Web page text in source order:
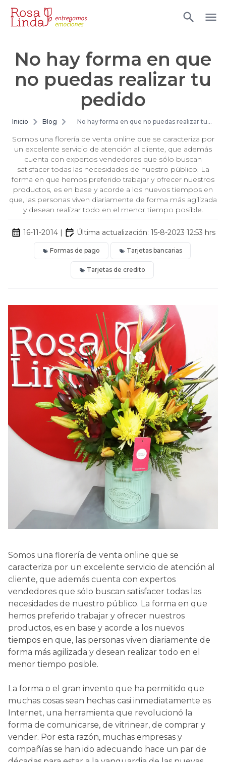
No hay forma en que
no puedas realizar tu
pedido
Inicio Blog
No hay forma en que no puedas realizar tu
Somos una florería de venta online que se caracteriza por
un excelente servicio de atención al cliente, que además
cuenta con expertos vendedores que sólo buscan
satisfacer todas las necesidades de nuestro público. La
forma en que hemos preferido trabajar y ofrecer nuestros
productos, es en base y acorde a los nuevos tiempos en
que, las personas viven diariamente de forma más agilizada
y desean realizar todo en el menor tiempo posible.
16-11-2014| Última actualización: 15-8-2023 12:53 hrs
Formas de pago Tarjetas bancarias
Tarjetas de credito
Somos una florería de venta online que se
caracteriza por un excelente servicio de atención al
cliente, que además cuenta con expertos
vendedores que sólo buscan satisfacer todas las
necesidades de nuestro público. La forma en que
hemos preferido trabajar y ofrecer nuestros
productos, es en base y acorde a los nuevos
tiempos en que, las personas viven diariamente de
forma más agilizada y desean realizar todo en el
menor tiempo posible.
La forma o el gran invento que ha permitido que
muchas cosas sean hechas casi inmediatamente es
Internet, una herramienta que revolucionó la
forma de comunicarse, de vitrinear, de comprar y
vender. Por esta razón, muchas empresas y
compañías se han ido adecuando hace un par de